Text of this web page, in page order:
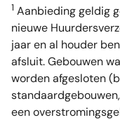
1 Aanbieding geldig
nieuwe
jaar en al houder
afsluit. Gebouwen
worden afgesloten
een